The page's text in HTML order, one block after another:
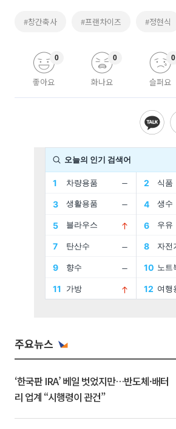
#창간축사 #프랜차이즈 #정현식
좋아요
0
화나요
0
슬퍼요
0
주요뉴스
‘한국판 IRA’ 베일 벗었지만…반도체·배터
리 업계 “시행령이 관건”